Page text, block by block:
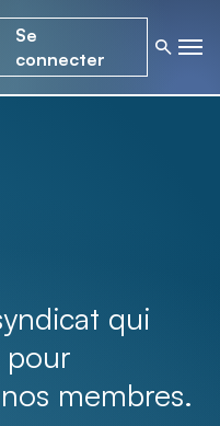
Se
connecter
qui
pour
membres.